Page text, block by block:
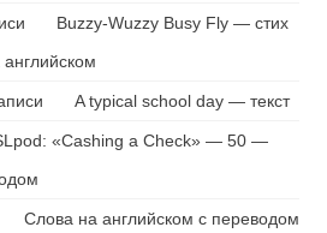
Buzzy-Wuzzy Busy Fly — стих
A typical school day — текст
«Cashing a Check» — 50 —
Слова на английском с переводом